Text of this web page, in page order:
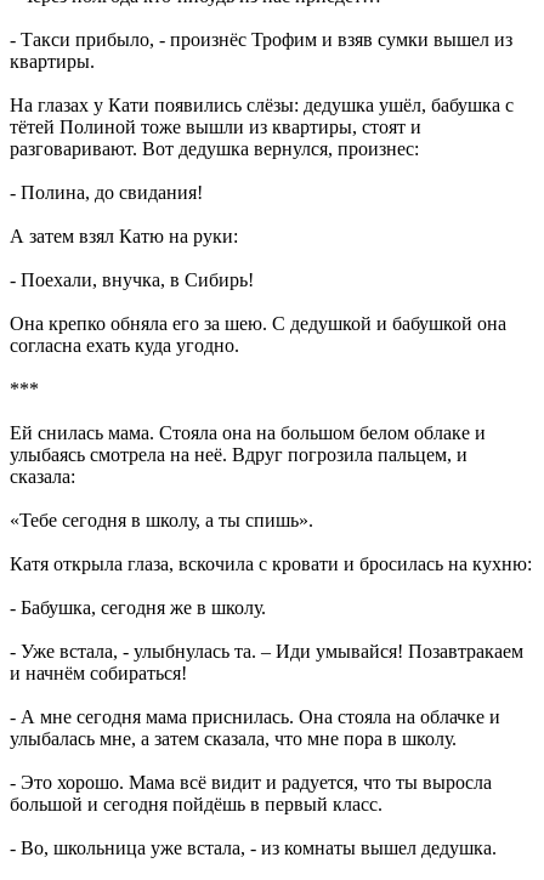
- Такси прибыло, - произнёс Трофим и взяв сумки вышел из
квартиры.
На глазах у Кати появились слёзы: дедушка ушёл, бабушка с
тётей Полиной тоже вышли из квартиры, стоят и
разговаривают. Вот дедушка вернулся, произнес:
- Полина, до свидания!
А затем взял Катю на руки:
- Поехали, внучка, в Сибирь!
Она крепко обняла его за шею. С дедушкой и бабушкой она
согласна ехать куда угодно.
***
Ей снилась мама. Стояла она на большом белом облаке и
улыбаясь смотрела на неё. Вдруг погрозила пальцем, и
сказала:
«Тебе сегодня в школу, а ты спишь».
Катя открыла глаза, вскочила с кровати и бросилась на кухню:
- Бабушка, сегодня же в школу.
- Уже встала, - улыбнулась та. – Иди умывайся! Позавтракаем
и начнём собираться!
- А мне сегодня мама приснилась. Она стояла на облачке и
улыбалась мне, а затем сказала, что мне пора в школу.
- Это хорошо. Мама всё видит и радуется, что ты выросла
большой и сегодня пойдёшь в первый класс.
- Во, школьница уже встала, - из комнаты вышел дедушка.